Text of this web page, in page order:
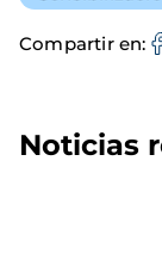
Compartir en
Noticias